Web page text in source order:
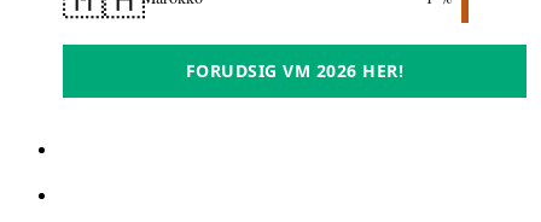
FORUDSIG VM 2026 HER!